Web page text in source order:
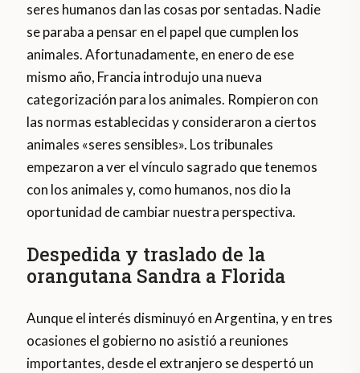
seres humanos dan las cosas por sentadas. Nadie
se paraba a pensar en el papel que cumplen los
animales. Afortunadamente, en enero de ese
mismo año, Francia introdujo una nueva
categorización para los animales. Rompieron con
las normas establecidas y consideraron a ciertos
animales «seres sensibles». Los tribunales
empezaron a ver el vínculo sagrado que tenemos
con los animales y, como humanos, nos dio la
oportunidad de cambiar nuestra perspectiva.
Despedida y traslado de la
orangutana Sandra a Florida
Aunque el interés disminuyó en Argentina, y en tres
ocasiones el gobierno no asistió a reuniones
importantes, desde el extranjero se despertó un